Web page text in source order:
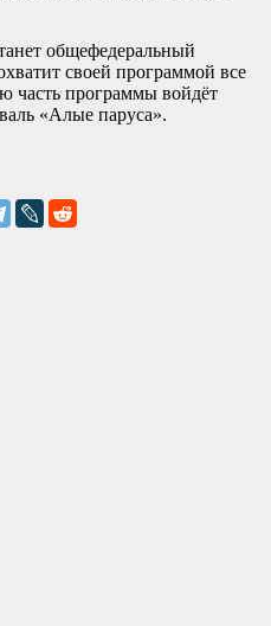
общефедеральный
своей программой все
часть программы войдёт
«Алые паруса».